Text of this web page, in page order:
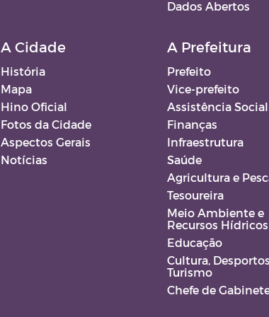
Dados Abertos
A Cidade
História
Mapa
Hino Oficial
Fotos da Cidade
Aspectos Gerais
Notícias
A Prefeitura
Prefeito
Vice-prefeito
Assistência Social
Finanças
Infraestrutura
Saúde
Agricultura e
Tesoureira
Meio Ambiente e
Recursos Hídricos
Educação
Cultura,
Turismo
Chefe de